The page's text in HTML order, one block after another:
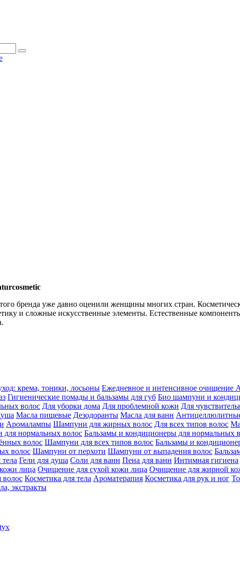
бренда уже давно оценили женщины многих стран.
и сложные искусственные элементы. Естественные
крема, тоники, лосьоны Ежедневное и интенсивное очищение
Гигиенические помады и бальзамы для губ Био шампуни и
волос Для уборки дома Для проблемной кожи Для
Масла пищевые Дезодоранты Масла для ванн
Аромалампы Шампуни для жирных волос Для всех типов волос
нормальных волос Бальзамы и кондиционеры для нормальных
волос Шампуни для всех типов волос Бальзамы и
волос Шампуни от перхоти Шампуни от выпадения волос
Гели для душа Соли для ванн Пена для ванн Интимная гигиена
лица Очищение для сухой кожи лица Очищение для жирной
волос Косметика для тела Ароматерапия Косметика для рук и ног
экстракты